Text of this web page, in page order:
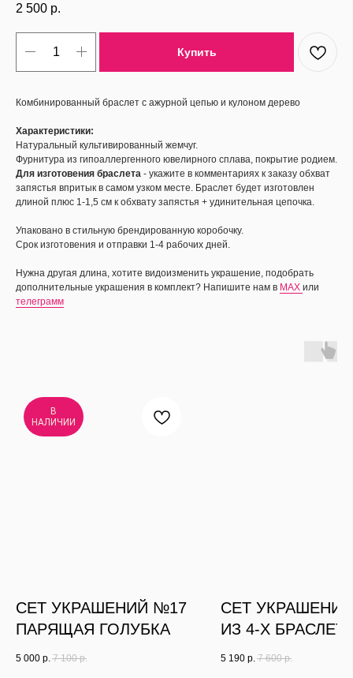
2 500 р.
Купить
Комбинированный браслет с ажурной цепью и кулоном дерево
Характеристики:
Натуральный культивированный жемчуг.
Фурнитура из гипоаллергенного ювелирного сплава, покрытие родием.
Для изготовения браслета - укажите в комментариях к заказу обхват
запястья впритык в самом узком месте. Браслет будет изготовлен
длиной плюс 1-1,5 см к обхвату запястья + удинительная цепочка.
Упаковано в стильную брендированную коробочку.
Срок изготовения и отправки 1-4 рабочих дней.
Нужна другая длина, хотите видоизменить украшение, подобрать
дополнительные украшения в комплект? Напишите нам в MAX или
телеграмм
В
НАЛИЧИИ
СЕТ УКРАШЕНИЙ №17
ПАРЯЩАЯ ГОЛУБКА
5 000 р. 7 100 р.
СЕТ
ИЗ 4-Х
5 190 р. 7 600 р.